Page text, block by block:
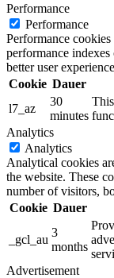
Performance
Performance
Performance
performance
better user
Cookie Dauer
l7_az
30
minutes
Analytics
Analytics
Analytical cookies
the website. These
number of visitors,
Cookie Dauer
_gcl_au
3
months
Advertisement